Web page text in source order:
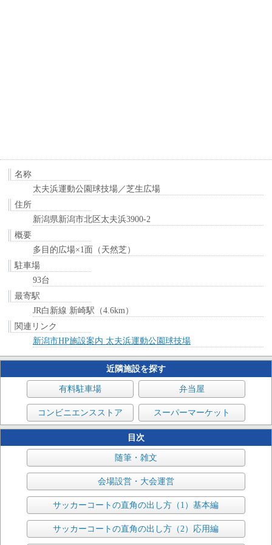
名称
太夫浜運動公園球技場／芝生広場
住所
新潟県新潟市北区太夫浜3900-2
概要
多目的広場×1面（天然芝）
駐車場
93台
最寄駅
JR白新線 新崎駅（4.6km）
関連リンク
新潟市HP施設案内 太夫浜運動公園球技場
近隣施設を探す
有料駐車場 弁当屋
コンビニエンスストア スーパーマーケット
目次
随筆・雑文
会場設営・大会運営
サッカーコートの直角の出し方（1）基本編
サッカーコートの直角の出し方（2）応用編